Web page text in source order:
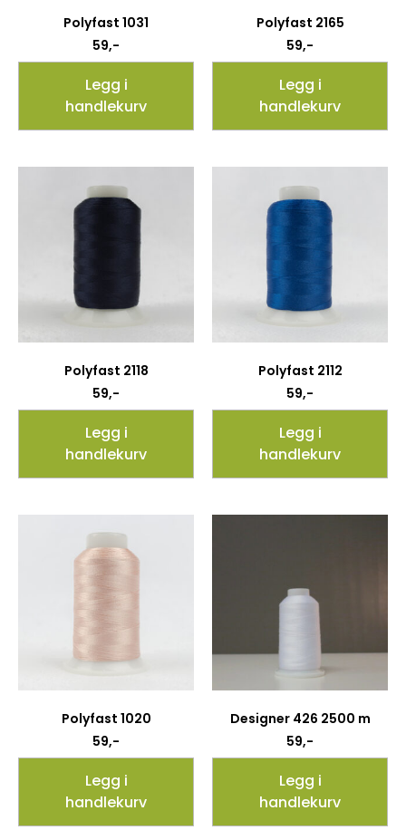
Polyfast 1031
59,-
Legg i
handlekurv
Polyfast 2165
59,-
Legg i
handlekurv
Polyfast 2118
59,-
Legg i
handlekurv
Polyfast 2112
59,-
Legg i
handlekurv
Polyfast 1020
59,-
Legg i
handlekurv
Designer 426 2500 m
59,-
Legg i
handlekurv